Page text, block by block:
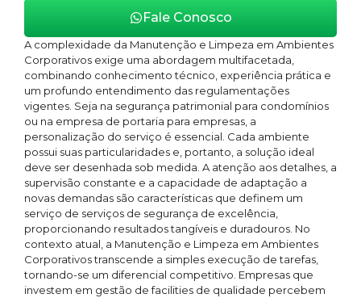
Fale Conosco
A complexidade da Manutenção e Limpeza em Ambientes
Corporativos exige uma abordagem multifacetada,
combinando conhecimento técnico, experiência prática e
um profundo entendimento das regulamentações
vigentes. Seja na segurança patrimonial para condomínios
ou na empresa de portaria para empresas, a
personalização do serviço é essencial. Cada ambiente
possui suas particularidades e, portanto, a solução ideal
deve ser desenhada sob medida. A atenção aos detalhes, a
supervisão constante e a capacidade de adaptação a
novas demandas são características que definem um
serviço de serviços de segurança de excelência,
proporcionando resultados tangíveis e duradouros. No
contexto atual, a Manutenção e Limpeza em Ambientes
Corporativos transcende a simples execução de tarefas,
tornando-se um diferencial competitivo. Empresas que
investem em gestão de facilities de qualidade percebem